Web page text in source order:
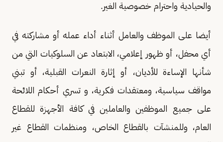
والحيادية واحترام خصوصية الغير.
أيضا على الموظف والعامل أثناء أداء عمله أو مشاركته في
أي محفل، أو ظهور إعلامي، الابتعاد عن السلوكيات التي من
شأنها الإساءة للأديان، أو إثارة النعرات القبلية، أو تبني
مواقف سياسية، ومعتقدات فكرية، و تسري أحكام اللائحة
على جميع الموظفين والعاملين في كافة الأجهزة للقطاع
العام، وللمنشآت بالقطاع الخاص، ومنظمات القطاع غير